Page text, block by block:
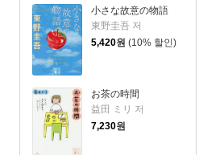
小さな故意の物語
東野圭吾 저
5,420원 (10% 할인)
お茶の時間
益田 ミリ 저
7,230원